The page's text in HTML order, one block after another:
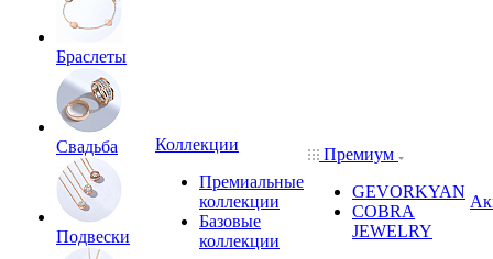
Браслеты
Свадьба
Подвески
Коллекции
Премиальные
коллекции
Базовые
коллекции
Премиум
GEVORKYAN
COBRA
JEWELRY